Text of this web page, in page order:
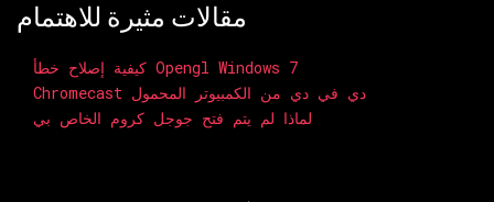
مقالات مثيرة للاهتمام
كيفية إصلاح خطأ Opengl Windows 7
Chromecast دي في دي من الكمبيوتر المحمول
لماذا لم يتم فتح جوجل كروم الخاص بي